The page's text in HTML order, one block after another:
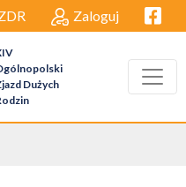
Zaloguj
Dużych